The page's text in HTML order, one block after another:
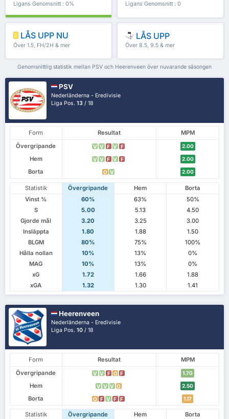
Ligans Genomsnitt : 0% Ligans Genomsnitt : 0
LÅS UPP NU
Över 1.5, FH/2H & mer
LÅS UPP
Över 8.5, 9.5 & mer
Genomsnittlig statistik mellan PSV och Heerenveen över nuvarande säsongen
PSV
Nederländerna - Eredivisie
Liga Pos.13 / 18
Form Resultat
MPM
Övergripande
V V F V F 2.00
Hem V V F V F 2.00
Borta O V 2.00
Statistik Övergripande Hem
Borta
Vinst %
60% 63%
50%
S
5.00 5.13
4.50
Gjorde mål
3.20 3.25
3.00
Insläppta
1.80 1.88
1.50
BLGM
80% 75%
100%
Hålla nollan
10% 13%
0%
MAG
10% 13%
0%
xG
1.72 1.66
1.88
xGA
1.32 1.30 1.41
Heerenveen
Nederländerna - Eredivisie
Liga Pos.10 / 18
Form Resultat
MPM
Övergripande
V V F O F 1.70
Hem V V V O 2.50
Borta O F V F F 1.17
Statistik Övergripande Hem
Borta